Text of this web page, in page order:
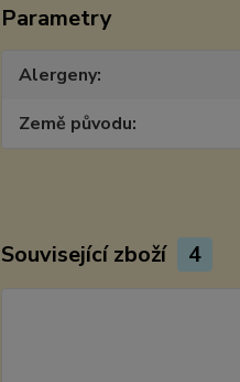
Parametry
Alergeny
Země původu
Související zboží 4